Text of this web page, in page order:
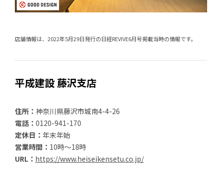
店舗情報は、2022年5月29日発行の日経REVIVE6月号掲載当時の情報です。
平成建設 藤沢支店
住所： 神奈川県藤沢市城南4-4-26
電話： 0120-941-170
定休日： 年末年始
営業時間： 10時～18時
URL： https://www.heiseikensetu.co.jp/